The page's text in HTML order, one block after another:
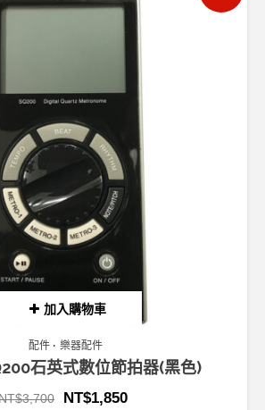
加入購物車
配件 樂器配件
石英式數位節拍器(黑色)
3,700 NT$1,850